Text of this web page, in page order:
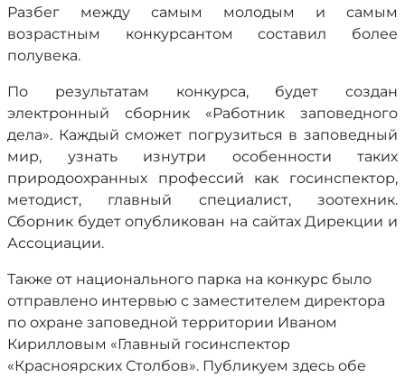
Разбег между самым молодым и самым
возрастным конкурсантом составил более
полувека.
По результатам конкурса, будет создан
электронный сборник «Работник заповедного
дела». Каждый сможет погрузиться в заповедный
мир, узнать изнутри особенности таких
природоохранных профессий как госинспектор,
методист, главный специалист, зоотехник.
Сборник будет опубликован на сайтах Дирекции и
Ассоциации.
Также от национального парка на конкурс было
отправлено интервью с заместителем директора
по охране заповедной территории Иваном
Кирилловым «Главный госинспектор
«Красноярских Столбов». Публикуем здесь обе